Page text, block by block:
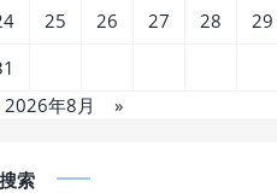
2026年8月 »
25 26 27 28 29
搜索